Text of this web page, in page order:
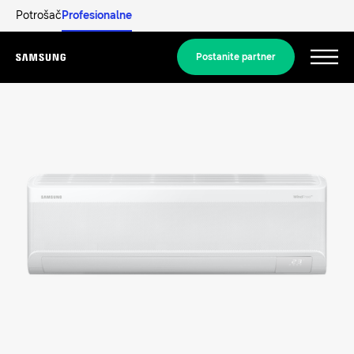
PotrošačProfesionalne
Menu
Postanite partner